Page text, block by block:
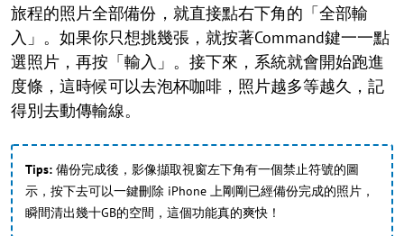
旅程的照片全部備份，就直接點右下角的「全部輸
入」。如果你只想挑幾張，就按著Command鍵一一點
選照片，再按「輸入」。接下來，系統就會開始跑進
度條，這時候可以去泡杯咖啡，照片越多等越久，記
得別去動傳輸線。
Tips: 備份完成後，影像擷取視窗左下角有一個禁止符號的圖
示，按下去可以一鍵刪除 iPhone 上剛剛已經備份完成的照片，
瞬間清出幾十GB的空間，這個功能真的爽快！